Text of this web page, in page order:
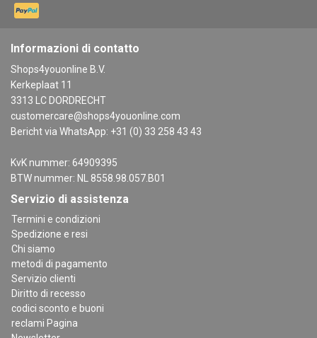
Informazioni di contatto
Shops4youonline B.V.
Kerkeplaat 11
3313 LC DORDRECHT
customercare@shops4youonline.com
Bericht via WhatsApp: +31 (0) 33 258 43 43
KvK nummer: 64909395
BTW nummer: NL 8558.98.057.B01
Servizio di assistenza
Termini e condizioni
Spedizione e resi
Chi siamo
metodi di pagamento
Servizio clienti
Diritto di recesso
codici sconto e buoni
reclami Pagina